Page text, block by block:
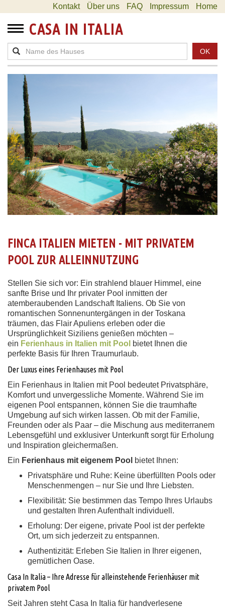
Kontakt Über uns FAQ Impressum Home
CASA IN ITALIA
OK
FINCA ITALIEN MIETEN - MIT PRIVATEM
POOL ZUR ALLEINNUTZUNG
Stellen Sie sich vor: Ein strahlend blauer Himmel, eine
sanfte Brise und Ihr privater Pool inmitten der
atemberaubenden Landschaft Italiens. Ob Sie von
romantischen Sonnenuntergängen in der Toskana
träumen, das Flair Apuliens erleben oder die
Ursprünglichkeit Siziliens genießen möchten –
ein Ferienhaus in Italien mit Pool
bietet Ihnen die
perfekte Basis für Ihren Traumurlaub.
Der Luxus eines Ferienhauses mit Pool
Ein Ferienhaus in Italien mit Pool bedeutet Privatsphäre,
Komfort und unvergessliche Momente. Während Sie im
eigenen Pool entspannen, können Sie die traumhafte
Umgebung auf sich wirken lassen. Ob mit der Familie,
Freunden oder als Paar – die Mischung aus mediterranem
Lebensgefühl und exklusiver Unterkunft sorgt für Erholung
und Inspiration gleichermaßen.
Ein Ferienhaus mit eigenem Pool bietet Ihnen:
Privatsphäre und Ruhe: Keine überfüllten Pools oder
Menschenmengen – nur Sie und Ihre Liebsten.
Flexibilität: Sie bestimmen das Tempo Ihres Urlaubs
und gestalten Ihren Aufenthalt individuell.
Erholung: Der eigene, private Pool ist der perfekte
Ort, um sich jederzeit zu entspannen.
Authentizität: Erleben Sie Italien in Ihrer eigenen,
gemütlichen Oase.
Casa In Italia – Ihre Adresse für alleinstehende Ferienhäuser mit
privatem Pool
Seit Jahren steht Casa In Italia für handverlesene